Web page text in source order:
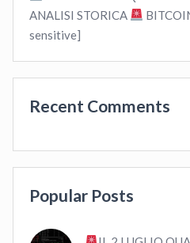
ANALISI STORICA
sensitive]
Recent Comments
Popular Posts